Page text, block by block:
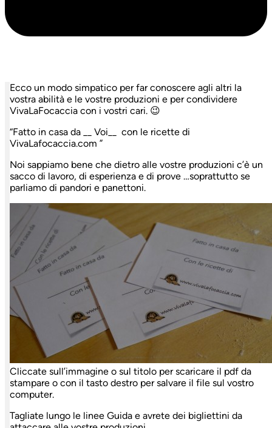
Ecco un modo simpatico per far conoscere agli altri la
vostra abilità e le vostre produzioni e per condividere
VivaLaFocaccia con i vostri cari. 😉
“Fatto in casa da __ Voi__ con le ricette di
VivaLafocaccia.com ”
Noi sappiamo bene che dietro alle vostre produzioni c’è un
sacco di lavoro, di esperienza e di prove …soprattutto se
parliamo di pandori e panettoni.
Cliccate sull’immagine o sul titolo per scaricare il pdf da
stampare o con il tasto destro per salvare il file sul vostro
computer.
Tagliate lungo le linee Guida e avrete dei bigliettini da